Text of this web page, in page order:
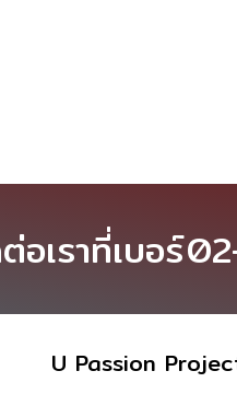
อเราที่เบอร์
U Passion